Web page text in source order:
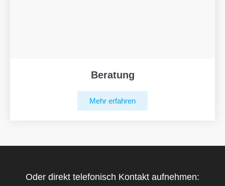
Beratung
Mehr erfahren
Oder direkt telefonisch Kontakt aufnehmen: